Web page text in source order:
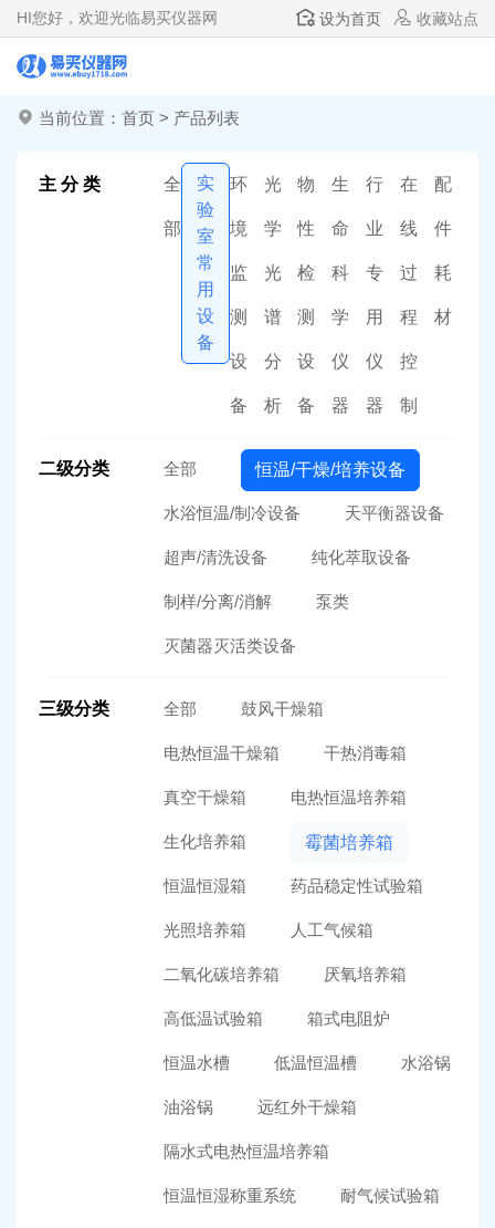
HI您好，欢迎光临易买仪器网 设为首页 收藏站点
当前位置： 首页 > 产品列表
主 分 类 全
部
实
验
室
常
用
设
备
环
境
监
测
设
备
光
学
光
谱
分
析
物
性
检
测
设
备
生
命
科
学
仪
器
行
业
专
用
仪
器
在
线
过
程
控
制
配
件
耗
材
二级分类 全部 恒温/干燥/培养设备
水浴恒温/制冷设备 天平衡器设备
超声/清洗设备 纯化萃取设备
制样/分离/消解 泵类
灭菌器灭活类设备
三级分类 全部 鼓风干燥箱
电热恒温干燥箱 干热消毒箱
真空干燥箱 电热恒温培养箱
生化培养箱 霉菌培养箱
恒温恒湿箱 药品稳定性试验箱
光照培养箱 人工气候箱
二氧化碳培养箱 厌氧培养箱
高低温试验箱 箱式电阻炉
恒温水槽 低温恒温槽 水浴锅
油浴锅 远红外干燥箱
隔水式电热恒温培养箱
恒温恒湿称重系统 耐气候试验箱